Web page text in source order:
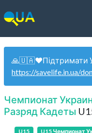
🙏🇺🇦❤️Підтримати
https://savelife.in.ua/
Чемпионат
Разряд Кадеты
U15
U15 Чемпионат